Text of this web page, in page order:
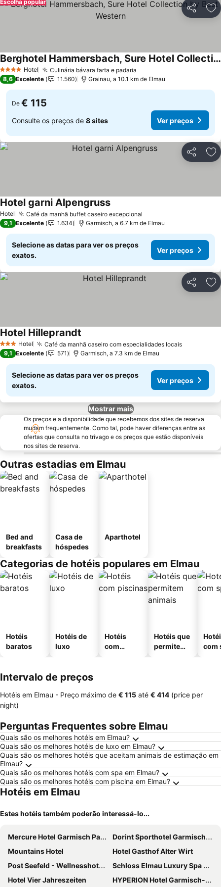
Partilhar
Escolha popular
4 EstrelasHotel Culinária bávara farta e padaria
Berghotel Hammersbach, Sure Hotel Collection by Best Western
Ver preços
8,6 Excelente 11.560 Grainau, a 10.1 km de Elmau
De € 115
Consulte os preços de 8 sites Ver preços
Partilhar
Hotel Café da manhã buffet caseiro excepcional
Hotel garni AlpengrussVer preços
9,1 Excelente 1.634 Garmisch, a 6.7 km de Elmau
Selecione as datas para ver os preços
exatos.
Ver preços
Partilhar
3 EstrelasHotel Café da manhã caseiro com especialidades locaisVer
Hotel Hilleprandt
9,1 Excelente 571 Garmisch, a 7.3 km de Elmau
Selecione as datas para ver os preços
exatos.
Ver preços
Mostrar mais
Os preços e a disponibilidade que recebemos dos sites de reserva
mudam frequentemente. Como tal, pode haver diferenças entre as
ofertas que consulta no trivago e os preços que estão disponíveis
nos sites de reserva.
Outras estadias em Elmau
Bed and
breakfasts
Casa de
hóspedes
Aparthotel
Categorias de hotéis populares em Elmau
Hotéis
baratos
Hotéis de
luxo
Hotéis
com
Hotéis que
permitem
com
Intervalo de preços
Hotéis em Elmau - Preço máximo de ‎€ 115 até ‎€ 414 (price per
night)
Perguntas Frequentes sobre Elmau
Quais são os melhores hotéis em Elmau?
Quais são os melhores hotéis de luxo em Elmau?
Quais são os melhores hotéis que aceitam animais de estimação em
Elmau?
Quais são os melhores hotéis com spa em Elmau?
Quais são os melhores hotéis com piscina em Elmau?
Hotéis em Elmau
Estes hotéis também poderão interessá-lo...
Mercure Hotel Garmisch Partenkirchen
Dorint Sporthotel Garmisch-Partenkirchen
Mountains Hotel
Hotel Gasthof Alter Wirt
Post Seefeld - Wellnesshotel Tirol
Schloss Elmau Luxury Spa Retreat & Cultural Hideaway
Hotel Vier Jahreszeiten
HYPERION Hotel Garmisch-Partenkirchen